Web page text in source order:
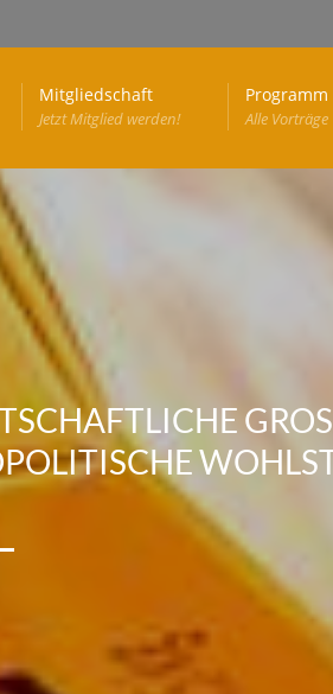
Mitgliedschaft
Jetzt Mitglied werden!
Programm
Alle Vorträge